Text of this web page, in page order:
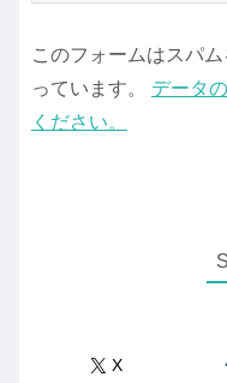
このフォームはスパ
っています。 データ
ください。
X